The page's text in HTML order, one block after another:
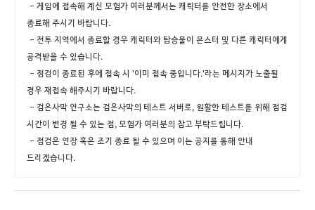
- 게임에 접속해 계신 모험가 여러분께서는 캐릭터를 안전한 장소에서
종료해 주시기 바랍니다.
- 전투 지역에서 종료할 경우 캐릭터와 탑승물이 몬스터 및 다른 캐릭터에게
공격받을 수 있습니다.
- 점검이 종료된 후에 접속 시 '이미 접속 중입니다.'라는 메시지가 노출될
경우 재접속 해주시기 바랍니다.
- 검은사막 연구소는 검은사막의 테스트 서버로, 원활한 테스트를 위해 점검
시간이 변경 될 수 있는 점, 모험가 여러분의 참고 부탁드립니다.
- 점검은 연장 혹은 조기 종료 될 수 있으며 이는 공지를 통해 안내
드리겠습니다.